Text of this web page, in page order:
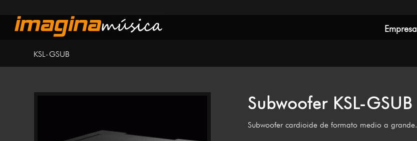
Empresa
KSL-GSUB
Subwoofer KSL-GSUB
Subwoofer cardioide de formato medio a grande.